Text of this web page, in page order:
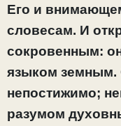
Его и
словесам. И
сокровенным:
языком земным.
непостижимо;
разумом